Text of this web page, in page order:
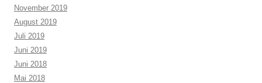
November 2019
August 2019
Juli 2019
Juni 2019
Juni 2018
Mai 2018